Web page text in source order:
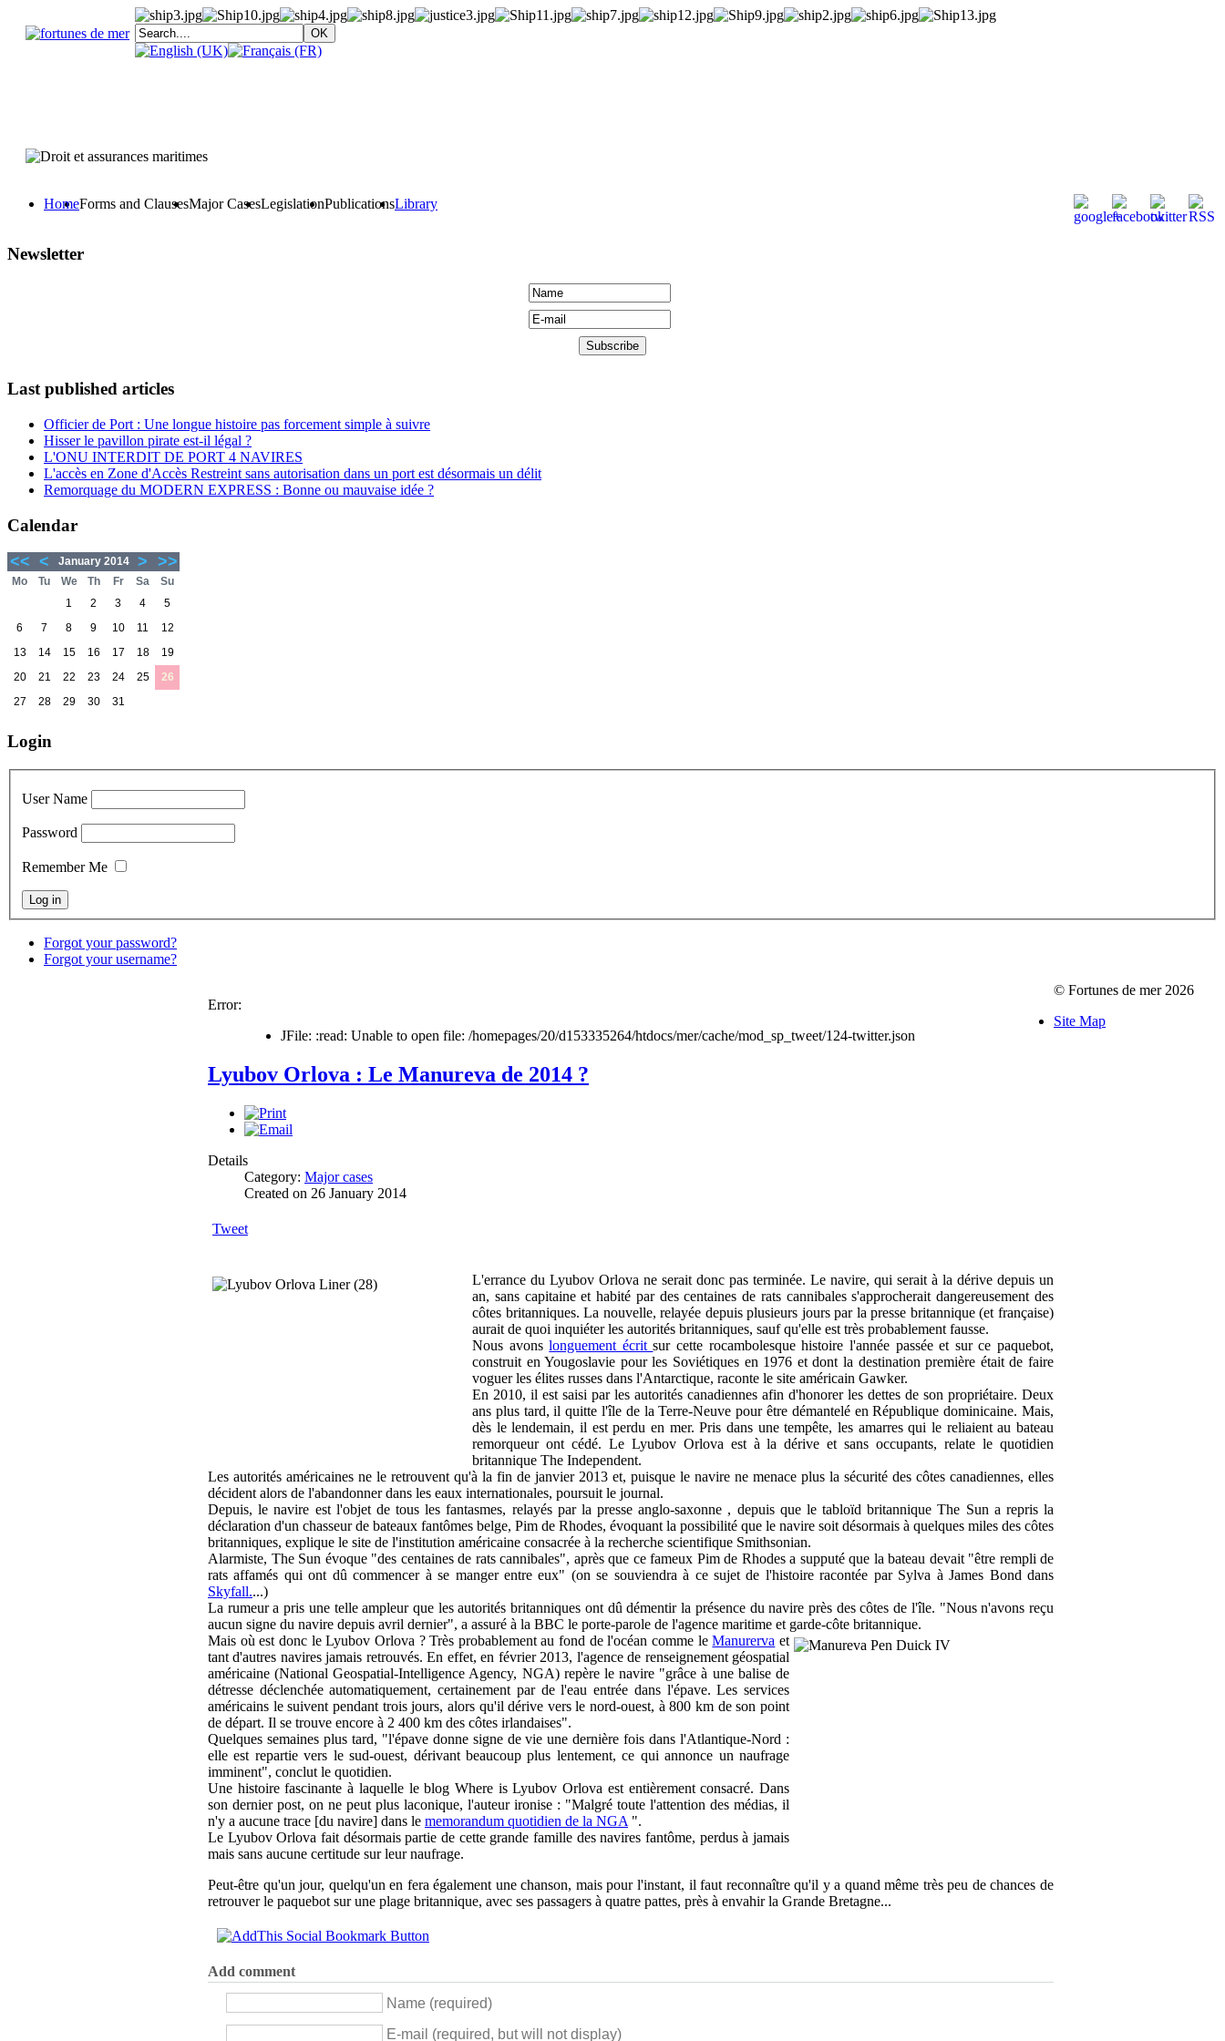
HomeForms and ClausesMajor CasesLegislationPublicationsLibrary
Newsletter
Last published articles
Officier de Port : Une longue histoire pas forcement simple à suivre
Hisser le pavillon pirate est-il légal ?
L'ONU INTERDIT DE PORT 4 NAVIRES
L'accès en Zone d'Accès Restreint sans autorisation dans un port est désormais un délit
Remorquage du MODERN EXPRESS : Bonne ou mauvaise idée ?
Calendar
<< < January 2014 > >>
Mo Tu We Th Fr Sa
Su
1
2 3 4
5
6
7 8 9 10 11
12
13
14 15 16 17 18
19
20
21 22 23 24 25
26
27
28 29 30 31
Login
User Name
Password
Remember Me
Forgot your password?
Forgot your username?
Error:
JFile: :read: Unable to open file: /homepages/20/d153335264/htdocs/mer/cache/mod_sp_tweet/124-twitter.json
Lyubov Orlova : Le Manureva de 2014 ?
Details
Category: Major cases
Created on 26 January 2014
Tweet
L'errance du Lyubov Orlova ne serait donc pas terminée. Le navire, qui serait à la dérive depuis un
an, sans capitaine et habité par des centaines de rats cannibales s'approcherait dangereusement des
côtes britanniques. La nouvelle, relayée depuis plusieurs jours par la presse britannique (et française)
aurait de quoi inquiéter les autorités britanniques, sauf qu'elle est très probablement fausse.
Nous avonslonguement écritsur cette rocambolesque histoire l'année passée et sur ce paquebot,
construit en Yougoslavie pour les Soviétiques en 1976 et dont la destination première était de faire
voguer les élites russes dans l'Antarctique, raconte le site américain Gawker.
En 2010, il est saisi par les autorités canadiennes afin d'honorer les dettes de son propriétaire. Deux
ans plus tard, il quitte l'île de la Terre-Neuve pour être démantelé en République dominicaine. Mais,
dès le lendemain, il est perdu en mer. Pris dans une tempête, les amarres qui le reliaient au bateau
remorqueur ont cédé. Le Lyubov Orlova est à la dérive et sans occupants, relate le quotidien
britannique The Independent.
Les autorités américaines ne le retrouvent qu'à la fin de janvier 2013 et, puisque le navire ne menace plus la sécurité des côtes canadiennes, elles
décident alors de l'abandonner dans les eaux internationales, poursuit le journal.
Depuis, le navire est l'objet de tous les fantasmes, relayés par la presse anglo-saxonne , depuis que le tabloïd britannique The Sun a repris la
déclaration d'un chasseur de bateaux fantômes belge, Pim de Rhodes, évoquant la possibilité que le navire soit désormais à quelques miles des côtes
britanniques, explique le site de l'institution américaine consacrée à la recherche scientifique Smithsonian.
Alarmiste, The Sun évoque "des centaines de rats cannibales", après que ce fameux Pim de Rhodes a supputé que la bateau devait "être rempli de
rats affamés qui ont dû commencer à se manger entre eux" (on se souviendra à ce sujet de l'histoire racontée par Sylva à James Bond dans
Skyfall....)
La rumeur a pris une telle ampleur que les autorités britanniques ont dû démentir la présence du navire près des côtes de l'île. "Nous n'avons reçu
aucun signe du navire depuis avril dernier", a assuré à la BBC le porte-parole de l'agence maritime et garde-côte britannique.
Mais où est donc le Lyubov Orlova ? Très probablement au fond de l'océan comme leManurerva et
tant d'autres navires jamais retrouvés. En effet, en février 2013, l'agence de renseignement géospatial
américaine (National Geospatial-Intelligence Agency, NGA) repère le navire "grâce à une balise de
détresse déclenchée automatiquement, certainement par de l'eau entrée dans l'épave. Les services
américains le suivent pendant trois jours, alors qu'il dérive vers le nord-ouest, à 800 km de son point
de départ. Il se trouve encore à 2 400 km des côtes irlandaises".
Quelques semaines plus tard, "l'épave donne signe de vie une dernière fois dans l'Atlantique-Nord :
elle est repartie vers le sud-ouest, dérivant beaucoup plus lentement, ce qui annonce un naufrage
imminent", conclut le quotidien.
Une histoire fascinante à laquelle le blog Where is Lyubov Orlova est entièrement consacré. Dans
son dernier post, on ne peut plus laconique, l'auteur ironise : "Malgré toute l'attention des médias, il
n'y a aucune trace [du navire] dans le memorandum quotidien de la NGA ".
Le Lyubov Orlova fait désormais partie de cette grande famille des navires fantôme, perdus à jamais
mais sans aucune certitude sur leur naufrage.
Peut-être qu'un jour, quelqu'un en fera également une chanson, mais pour l'instant, il faut reconnaître qu'il y a quand même très peu de chances de
retrouver le paquebot sur une plage britannique, avec ses passagers à quatre pattes, près à envahir la Grande Bretagne...
Add comment
Name (required)
E-mail (required, but will not display)
© Fortunes de mer 2026
Site Map